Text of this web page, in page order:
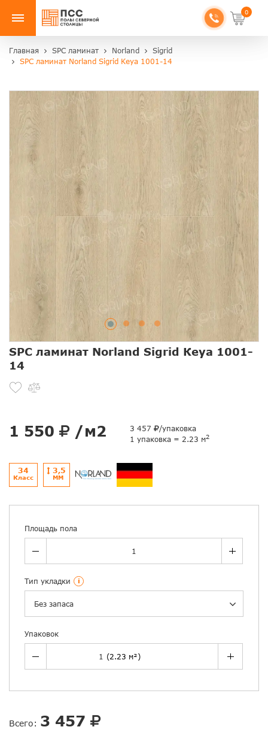
0
Главная SPC ламинат Norland
Sigrid
SPC ламинат Norland Sigrid Кеуа 1001-14
SPC ламинат Norland Sigrid Кеуа 1001-
14
1 550 /м2 3 457
/упаковка
1 упаковка = 2.23 м2
34
Класс
3,5
ММ
Площадь пола
Тип укладки i
Без запаса
Упаковок
Всего: 3 457